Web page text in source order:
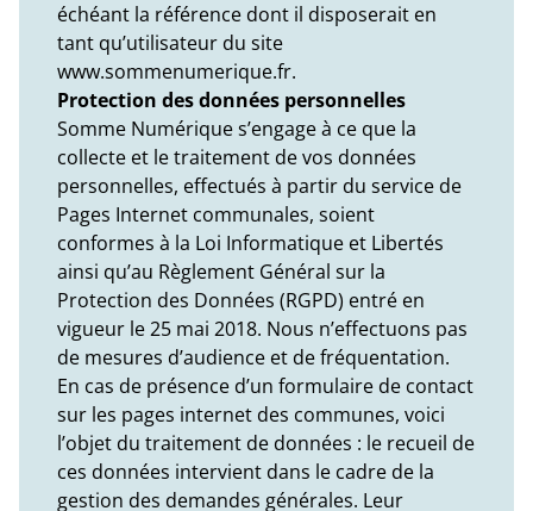
échéant la référence dont il disposerait en
tant qu’utilisateur du site
www.sommenumerique.fr.
Protection des données personnelles
Somme Numérique s’engage à ce que la
collecte et le traitement de vos données
personnelles, effectués à partir du service de
Pages Internet communales, soient
conformes à la Loi Informatique et Libertés
ainsi qu’au Règlement Général sur la
Protection des Données (RGPD) entré en
vigueur le 25 mai 2018. Nous n’effectuons pas
de mesures d’audience et de fréquentation.
En cas de présence d’un formulaire de contact
sur les pages internet des communes, voici
l’objet du traitement de données : le recueil de
ces données intervient dans le cadre de la
gestion des demandes générales. Leur